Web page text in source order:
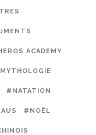
ACADEMY
#NATATION
#NOËL